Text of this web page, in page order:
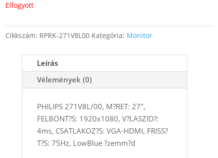
Elfogyott
Cikkszám: RPRK-271V8L00 Kategória: Monitor
Leírás
Vélemények (0)
PHILIPS 271V8L/00, M?RET: 27",
FELBONT?S: 1920x1080, V?LASZID?:
4ms, CSATLAKOZ?S: VGA-HDMI, FRISS?
T?S: 75Hz, LowBlue ?zemm?d